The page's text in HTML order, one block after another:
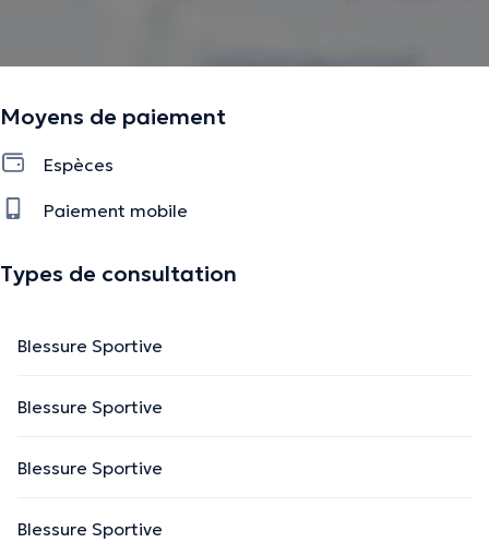
Moyens de paiement
Espèces
Paiement mobile
Types de consultation
Blessure Sportive
Blessure Sportive
Blessure Sportive
Blessure Sportive